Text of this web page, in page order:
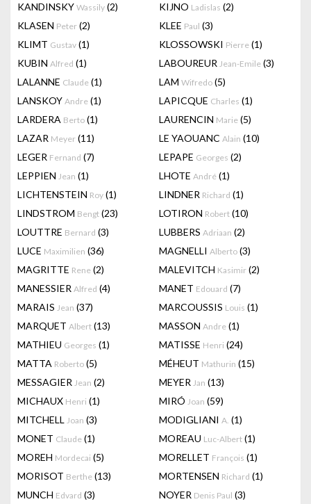
KANDINSKY Wassily (2) KIJNO Ladislas (2)
KLASEN Peter (2) KLEE Paul (3)
KLIMT Gustav (1) KLOSSOWSKI Pierre (1)
KUBIN Alfred (1) LABOUREUR Jean-Emile (3)
LALANNE Claude (1) LAM Wifredo (5)
LANSKOY Andre (1) LAPICQUE Charles (1)
LARDERA Berto (1) LAURENCIN Marie (5)
LAZAR Meyer (11) LE YAOUANC Alain (10)
LEGER Fernand (7) LEPAPE Georges (2)
LEPPIEN Jean (1) LHOTE André (1)
LICHTENSTEIN Roy (1) LINDNER Richard (1)
LINDSTROM Bengt (23) LOTIRON Robert (10)
LOUTTRE Bernard (3) LUBBERS Adriaan (2)
LUCE Maximilien (36) MAGNELLI Alberto (3)
MAGRITTE Rene (2) MALEVITCH Kasimir (2)
MANESSIER Alfred (4) MANET Edouard (7)
MARAIS Jean (37) MARCOUSSIS Louis (1)
MARQUET Albert (13) MASSON Andre (1)
MATHIEU Georges (1) MATISSE Henri (24)
MATTA Roberto (5) MÉHEUT Mathurin (15)
MESSAGIER Jean (2) MEYER Jan (13)
MICHAUX Henri (1) MIRÓ Joan (59)
MITCHELL Joan (3) MODIGLIANI A. (1)
MONET Claude (1) MOREAU Luc-Albert (1)
MOREH Mordecai (5) MORELLET François (1)
MORISOT Berthe (13) MORTENSEN Richard (1)
MUNCH Edvard (3) NOYER Denis Paul (3)